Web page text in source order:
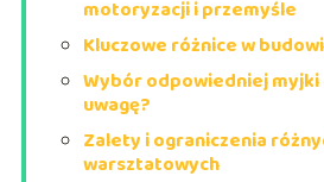
motoryzacji i przemyśle
Kluczowe różnice w
Wybór odpowiedniej myjki
uwagę?
Zalety i ograniczenia
warsztatowych